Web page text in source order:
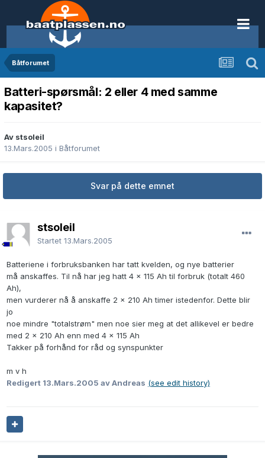
Båtforumet
Batteri-spørsmål: 2 eller 4 med samme
kapasitet?
Av stsoleil
13.Mars.2005 i Båtforumet
Svar på dette emnet
stsoleil
Startet 13.Mars.2005
Batteriene i forbruksbanken har tatt kvelden, og nye batterier
må anskaffes. Til nå har jeg hatt 4 x 115 Ah til forbruk (totalt 460
Ah),
men vurderer nå å anskaffe 2 x 210 Ah timer istedenfor. Dette blir
jo
noe mindre "totalstrøm" men noe sier meg at det allikevel er bedre
med 2 x 210 Ah enn med 4 x 115 Ah
Takker på forhånd for råd og synspunkter
m v h
Redigert 13.Mars.2005 av Andreas (see edit history)